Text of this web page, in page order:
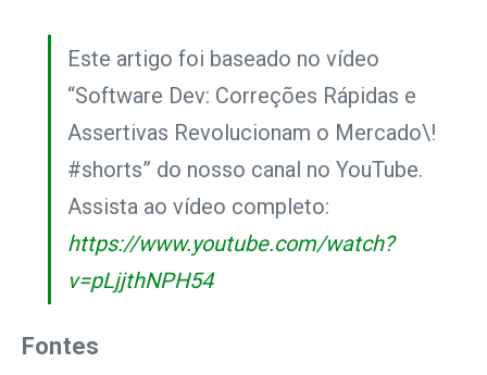
Este artigo foi baseado no vídeo
“Software Dev: Correções Rápidas e
Assertivas Revolucionam o Mercado\!
#shorts” do nosso canal no YouTube.
Assista ao vídeo completo:
https://www.youtube.com/watch?
v=pLjjthNPH54
Fontes